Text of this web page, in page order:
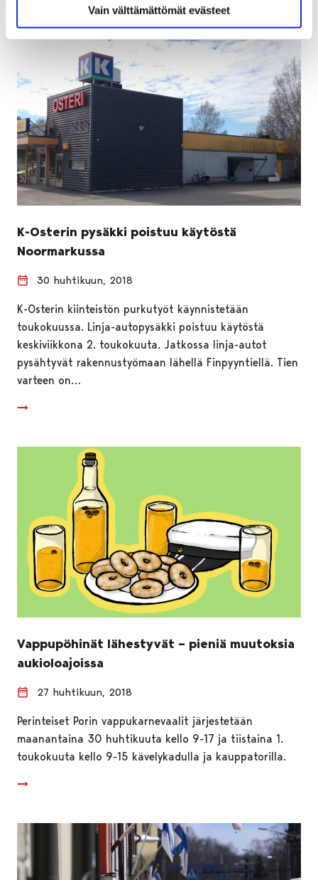
Vain välttämättömät evästeet
K-Osterin pysäkki poistuu käytöstä
Noormarkussa
30 huhtikuun, 2018
K-Osterin kiinteistön purkutyöt käynnistetään
toukokuussa. Linja-autopysäkki poistuu käytöstä
keskiviikkona 2. toukokuuta. Jatkossa linja-autot
pysähtyvät rakennustyömaan lähellä Finpyyntiellä. Tien
varteen on…
Vappupöhinät lähestyvät – pieniä muutoksia
aukioloajoissa
27 huhtikuun, 2018
Perinteiset Porin vappukarnevaalit järjestetään
maanantaina 30 huhtikuuta kello 9-17 ja tiistaina 1.
toukokuuta kello 9-15 kävelykadulla ja kauppatorilla.